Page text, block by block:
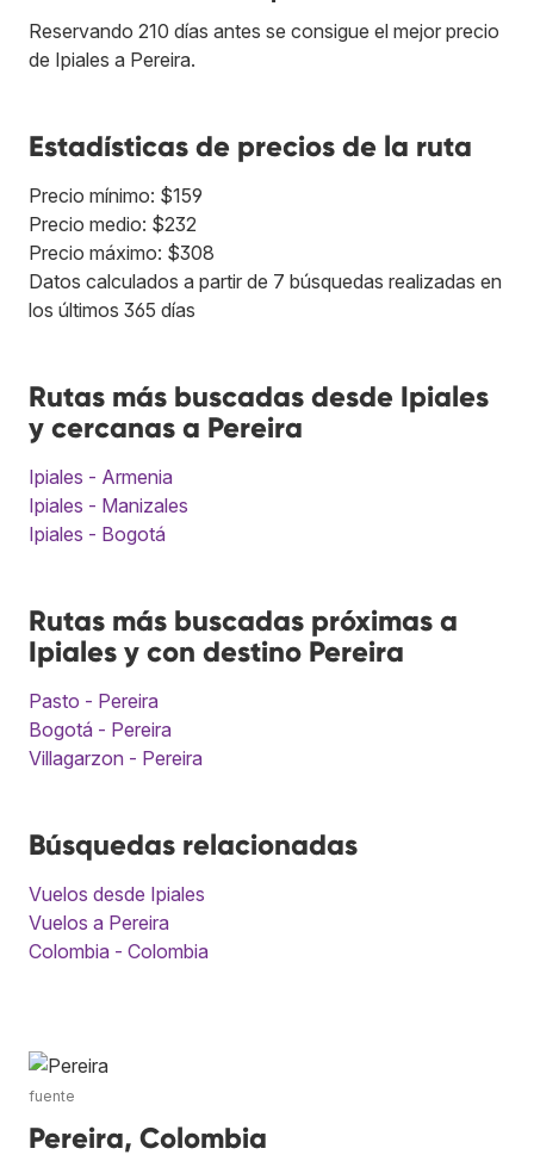
Reservando 210 días antes se consigue el mejor precio
de Ipiales a Pereira.
Estadísticas de precios de la ruta
Precio mínimo: $159
Precio medio: $232
Precio máximo: $308
Datos calculados a partir de 7 búsquedas realizadas en
los últimos 365 días
Rutas más buscadas desde Ipiales
y cercanas a Pereira
Ipiales - Armenia
Ipiales - Manizales
Ipiales - Bogotá
Rutas más buscadas próximas a
Ipiales y con destino Pereira
Pasto - Pereira
Bogotá - Pereira
Villagarzon - Pereira
Búsquedas relacionadas
Vuelos desde Ipiales
Vuelos a Pereira
Colombia - Colombia
fuente
Pereira, Colombia